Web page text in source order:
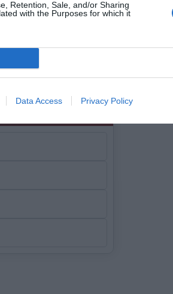
Retention, Sale, and/or Sharing
with the Purposes for which it
Data Access Privacy Policy
ναυμαχία
480 π.Χ.;